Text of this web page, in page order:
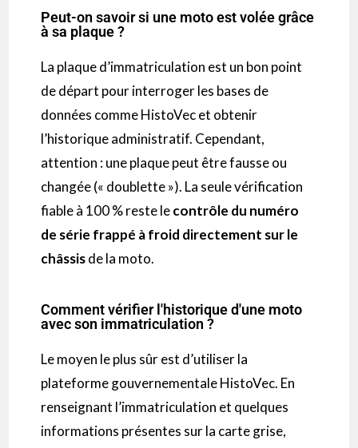
Peut-on savoir si une moto est volée grâce
à sa plaque ?
La plaque d’immatriculation est un bon point
de départ pour interroger les bases de
données comme HistoVec et obtenir
l’historique administratif. Cependant,
attention : une plaque peut être fausse ou
changée (« doublette »). La seule vérification
fiable à 100 % reste lecontrôle du numéro
de série frappé à froid directement sur le
châssisde la moto.
Comment vérifier l'historique d'une moto
avec son immatriculation ?
Le moyen le plus sûr est d’utiliser la
plateforme gouvernementale HistoVec. En
renseignant l’immatriculation et quelques
informations présentes sur la carte grise,